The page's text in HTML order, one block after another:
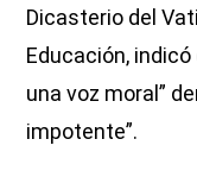
Dicasterio del
Educación, indicó
una voz moral”
impotente”.